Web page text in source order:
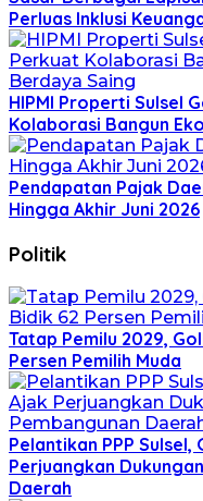
Perluas Inklusi
HIPMI Properti Sulsel
Kolaborasi Bangun
Pendapatan Pajak
Hingga Akhir Juni 2026
Politik
Tatap Pemilu 2029,
Persen Pemilih Muda
Pelantikan PPP Sulsel,
Perjuangkan
Daerah